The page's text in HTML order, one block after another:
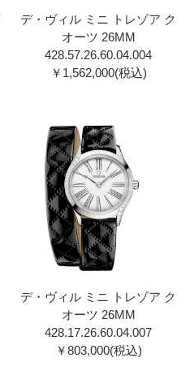
デ・ヴィル ミニ トレゾア ク
オーツ 26MM
428.57.26.60.04.00 4
￥1,562,000(税込)
デ・ヴィル ミニ トレゾア ク
オーツ 26MM
428.17.26.60.04.00 7
￥803,000(税込)